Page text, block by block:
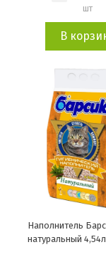
шт
В
Наполнитель
натуральный 4,54л